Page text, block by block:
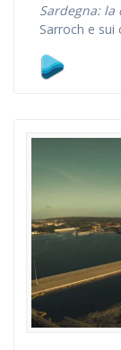
Sardegna: la
Sarroch e